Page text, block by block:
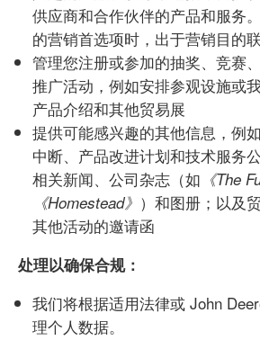
供应商和合作伙伴的产品和服务
的营销首选项时，出于营销目的
管理您注册或参加的抽奖、竞赛
推广活动，例如安排参观设施或
产品介绍和其他贸易展
提供可能感兴趣的其他信息，例
中断、产品改进计划和技术服务
相关新闻、公司杂志（如 《The
《Homestead》 ）和图册；以及
其他活动的邀请函
处理以确保合规：
我们将根据适用法律或 John
理个人数据。